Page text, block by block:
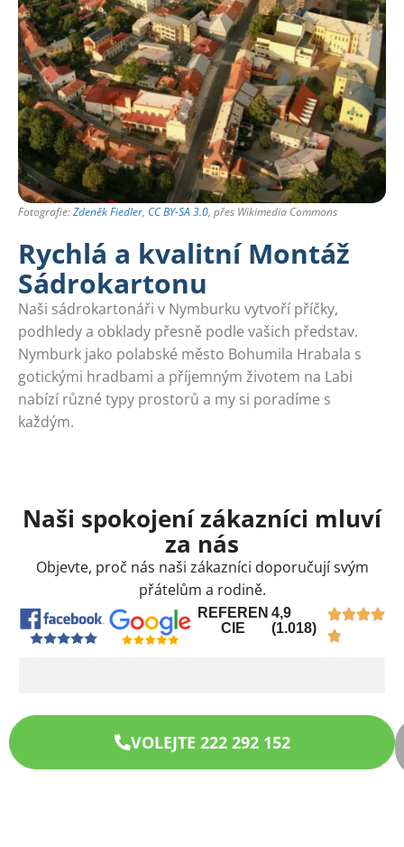
Fotografie:Zdeněk Fiedler, CC BY-SA 3.0, přes Wikimedia Commons
Rychlá a kvalitní Montáž
Sádrokartonu
Naši sádrokartonáři v Nymburku vytvoří příčky,
podhledy a obklady přesně podle vašich představ.
Nymburk jako polabské město Bohumila Hrabala s
gotickými hradbami a příjemným životem na Labi
nabízí různé typy prostorů a my si poradíme s
každým.
Naši spokojení zákazníci mluví
za nás
Objevte, proč nás naši zákazníci doporučují svým
přátelům a rodině.
REFEREN
CIE
4,9
(1.018)
VOLEJTE 222 292 152